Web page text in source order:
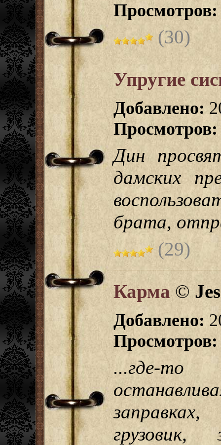
Просмотров:
(30)
Упругие
Добавлено:
Просмотров:
Дин
дамских
брата,
(29)
Карма©
Добавлено:
Просмотров:
...где-